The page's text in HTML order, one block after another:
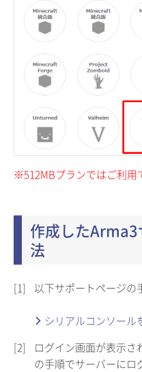
※512MBプランではご利用
作成した
法
[1] 以下サポートページの
シリアルコンソール
[2]
ログイン画面が表示さ
の手順でサーバーにロ